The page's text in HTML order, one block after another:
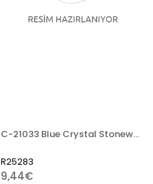
C-21033 Blue Crystal Stoneware Artistik Sır
R25283
9,44€